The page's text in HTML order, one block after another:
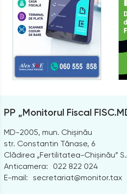
PP „Monitorul Fiscal
MD-2005, mun. Chișinău
str. Constantin Tănase, 6
Clădirea „Fertilitatea-Chișinău”
Anticamera:
022 822 024
E-mail: secretariat@monitor.tax